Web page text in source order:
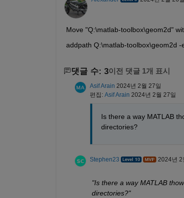
Move "Q:\matlab-toolbox\geom2d"
addpath Q:\matlab-toolbox\geom2d -
댓글 수: 3이전 댓글 1개 표시
Asif Arain 2024년 2월 27일
편집: Asif Arain 2024년 2월 27일
Is there a way MATLAB
directories?
Stephen23 2024년 2
"Is there a way MATLAB
directories?"